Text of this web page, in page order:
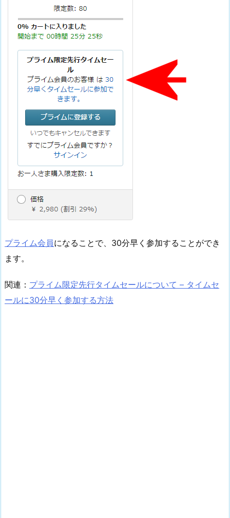
プライム会員になることで、30分早く参加することができ
ます。
関連： プライム限定先行タイムセールについて – タイムセ
ールに30分早く参加する方法